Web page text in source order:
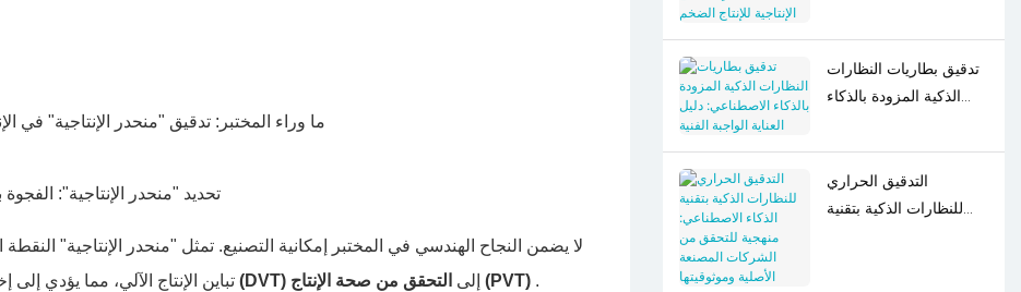
ما وراء المختبر: تدقيق "منحدر الإنتاجية" في
تحديد "منحدر الإنتاجية": الفجوة
لا يضمن النجاح الهندسي في المختبر إمكانية التصنيع. تمثل "منحدر الإنتاجية"
تباين الإنتاج الآلي، مما يؤدي إلىالتحقق من صحة التصميم (DVT) إلى التحقق من صحة الإنتاج (PVT).
تدقيق بطاريات النظارات
الذكية المزودة بالذكاء
الواجبة الفنية
التدقيق الحراري
للنظارات الذكية بتقنية